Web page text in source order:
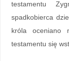
testamentu
spadkobierca
króla oceniano
testamentu się